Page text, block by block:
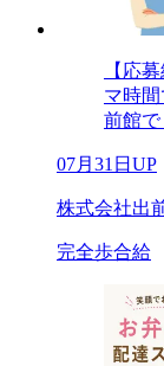
【応
マ時
前館で
07月31日UP
株式会社出
完全歩合給